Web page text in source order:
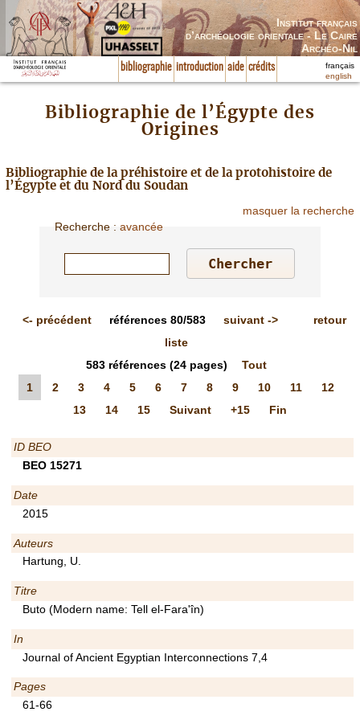
Institut français
d’archéologie orientale - Le Caire
Archéo-Nil
bibliographie introduction aide crédits
français
english
Bibliographie de l’Égypte des
Origines
Bibliographie de la préhistoire et de la protohistoire de
l’Égypte et du Nord du Soudan
masquer la recherche
Recherche :avancée
<- précédent références80/583 suivant->
retour
liste
583 références(24 pages)
Tout
1
2 3 4 5 6 7 8 9 10 11
12
13
14 15 Suivant +15 Fin
ID BEO
BEO 15271
Date
2015
Auteurs
Hartung, U.
Titre
Buto (Modern name: Tell el-Fara'în)
In
Journal of Ancient Egyptian Interconnections 7,4
Pages
61-66